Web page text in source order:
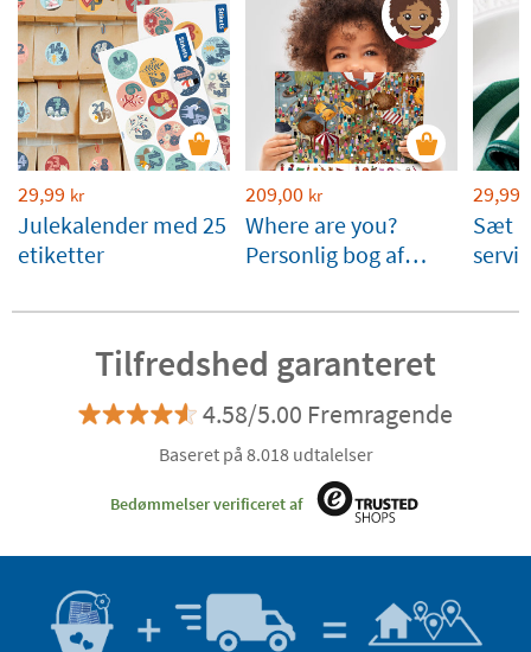
29,99 kr
Julekalender med 25
etiketter
209,00 kr
Where are you?
Personlig bog af
29,99
Sæt
Tilfredshed garanteret
4.58/5.00 Fremragende
Baseret på 8.018 udtalelser
Bedømmelser verificeret af